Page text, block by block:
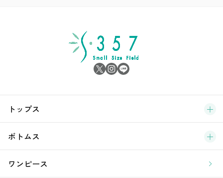
ブ
新
ラ
トップス
ボトムス
ワンピース